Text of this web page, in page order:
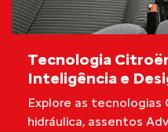
Tecnologia
Inteligência e
Explore as tecnologias
hidráulica, assentos